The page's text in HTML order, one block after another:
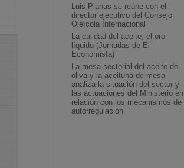
Luis Planas se reúne con el
director ejecutivo del Consejo
Oleícola Internacional
La calidad del aceite, el oro
líquido (Jornadas de El
Economista)
La mesa sectorial del aceite de
oliva y la aceituna de mesa
analiza la situación del sector y
las actuaciones del Ministerio en
relación con los mecanismos de
autorregulación